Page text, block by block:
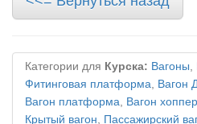
Категории для Курска: Вагоны,
Фитинговая платформа, Вагон
Вагон платформа, Вагон хоппер
Крытый вагон, Пассажирский